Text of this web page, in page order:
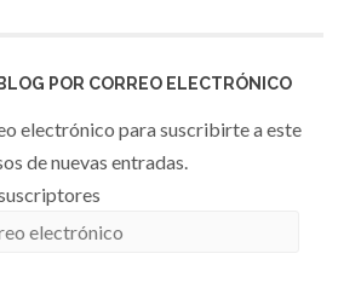
POR CORREO ELECTRÓNICO
electrónico para suscribirte a este
de nuevas entradas.